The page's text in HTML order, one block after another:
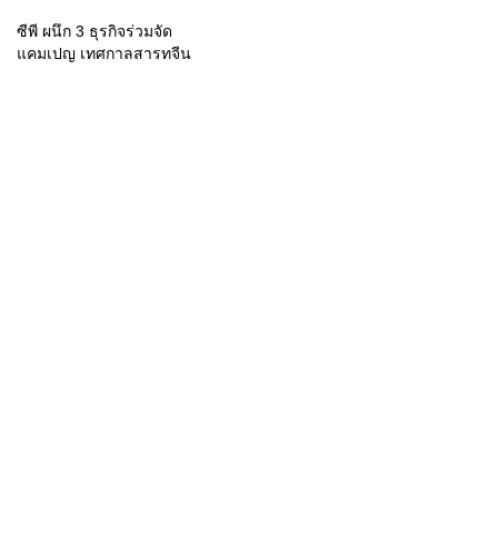
ซีพี ผนึก 3 ธุรกิจร่วมจัด
แคมเปญ เทศกาลสารทจีน